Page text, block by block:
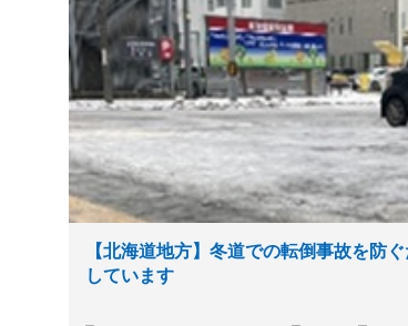
【北海道地方】冬道での転倒事故を防
しています